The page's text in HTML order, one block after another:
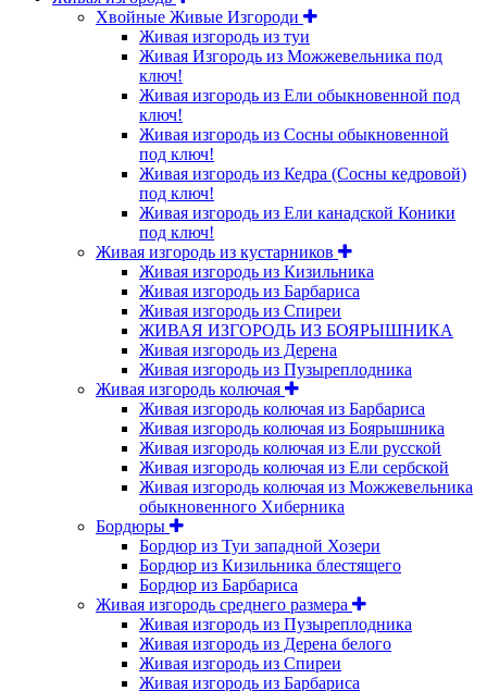
Хвойные Живые Изгороди
Живая изгородь из туи
Живая Изгородь из Можжевельника под
ключ!
Живая изгородь из Ели обыкновенной под
ключ!
Живая изгородь из Сосны обыкновенной
под ключ!
Живая изгородь из Кедра (Сосны кедровой)
под ключ!
Живая изгородь из Ели канадской Коники
под ключ!
Живая изгородь из кустарников
Живая изгородь из Кизильника
Живая изгородь из Барбариса
Живая изгородь из Спиреи
ЖИВАЯ ИЗГОРОДЬ ИЗ БОЯРЫШНИКА
Живая изгородь из Дерена
Живая изгородь из Пузыреплодника
Живая изгородь колючая
Живая изгородь колючая из Барбариса
Живая изгородь колючая из Боярышника
Живая изгородь колючая из Ели русской
Живая изгородь колючая из Ели сербской
Живая изгородь колючая из Можжевельника
обыкновенного Хиберника
Бордюры
Бордюр из Туи западной Хозери
Бордюр из Кизильника блестящего
Бордюр из Барбариса
Живая изгородь среднего размера
Живая изгородь из Пузыреплодника
Живая изгородь из Дерена белого
Живая изгородь из Спиреи
Живая изгородь из Барбариса